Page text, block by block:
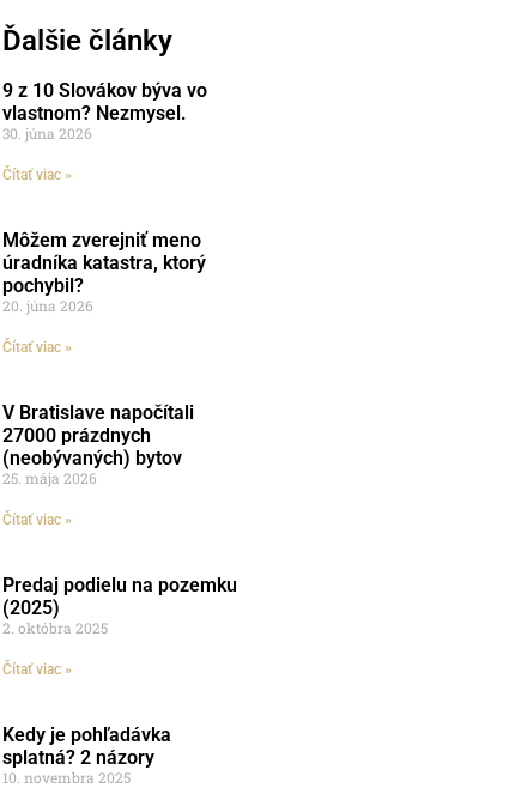
Ďalšie články
9 z 10 Slovákov býva vo
vlastnom? Nezmysel.
30. júna 2026
Čítať viac »
Môžem zverejniť meno
úradníka katastra, ktorý
pochybil?
20. júna 2026
Čítať viac »
V Bratislave napočítali
27000 prázdnych
(neobývaných) bytov
25. mája 2026
Čítať viac »
Predaj podielu na pozemku
(2025)
2. októbra 2025
Čítať viac »
Kedy je pohľadávka
splatná? 2 názory
10. novembra 2025